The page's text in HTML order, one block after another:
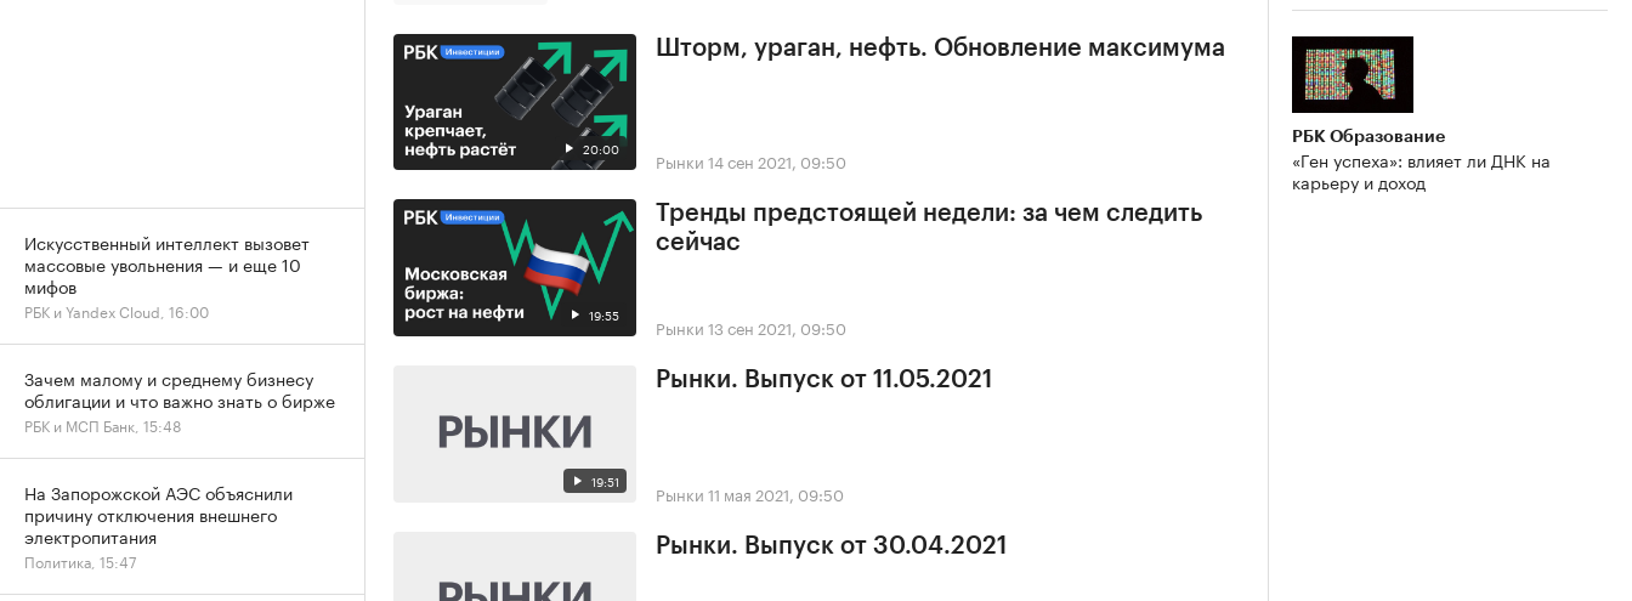
20:00
Шторм, ураган, нефть. Обновление максимума
Рынки 14 сен 2021, 09:50
19:55
Тренды предстоящей недели: за чем следить
сейчас
Рынки 13 сен 2021, 09:50
19:51
Рынки. Выпуск от 11.05.2021
Рынки 11 мая 2021, 09:50
Рынки. Выпуск от 30.04.2021
РБК Образование
«Ген успеха»: влияет ли ДНК на
карьеру и доход
Искусственный интеллект вызовет
массовые увольнения — и еще 10
мифов
РБК и Yandex Cloud, 16:00
Зачем малому и среднему бизнесу
облигации и что важно знать о бирже
РБК и МСП Банк, 15:48
На Запорожской АЭС объяснили
причину отключения внешнего
электропитания
Политика, 15:47